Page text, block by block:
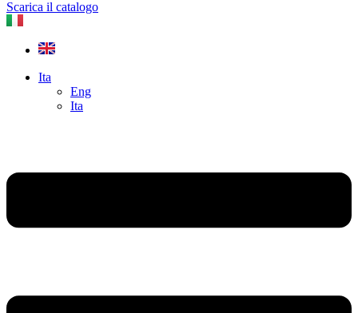
Scarica il catalogo
Ita
Eng
Ita